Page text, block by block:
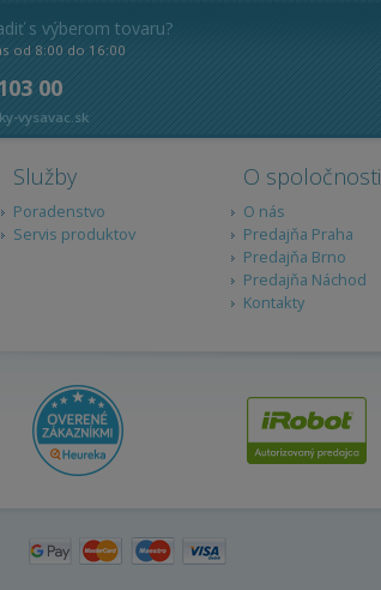
s výberom tovaru?
od 8:00 do 16:00
00
vysavac.sk
Služby
Poradenstvo
Servis produktov
O spoločnosti
O nás
Predajňa Praha
Predajňa Brno
Predajňa Náchod
Kontakty